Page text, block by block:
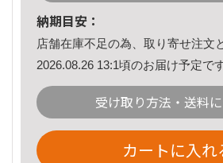
納期目安：
店舗在庫不足の為、取り寄せ注文
2026.08.26 13:1頃のお届け予定です
受け取り方法・送料
カートに入れ